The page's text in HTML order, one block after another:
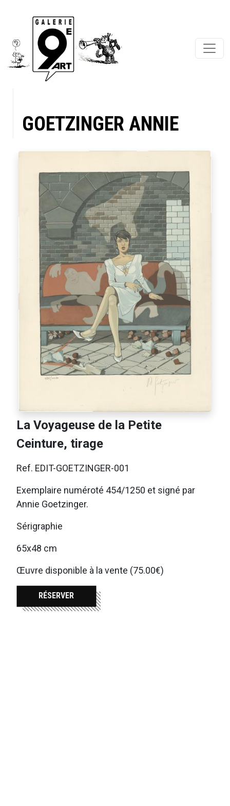
GOETZINGER ANNIE
La Voyageuse de la Petite
Ceinture, tirage
Ref. EDIT-GOETZINGER-001
Exemplaire numéroté 454/1250 et signé par
Annie Goetzinger.
Sérigraphie
65x48 cm
Œuvre disponible à la vente (75.00€)
RÉSERVER